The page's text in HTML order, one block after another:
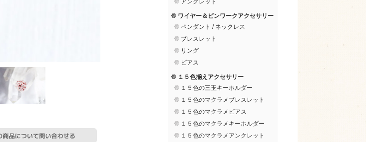
アンクレット
ワイヤー＆ピンワークアクセサリー
ペンダント / ネックレス
ブレスレット
リング
ピアス
１５色揃えアクセサリー
１５色の三玉キーホルダー
１５色のマクラメブレスレット
１５色のマクラメピアス
１５色のマクラメキーホルダー
１５色のマクラメアンクレット